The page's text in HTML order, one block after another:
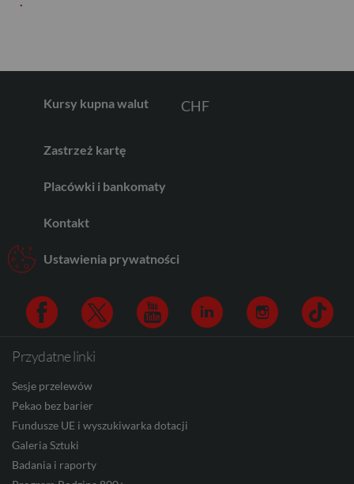
Kursy kupna walut CHF
CAD
JPY
Zastrzeż kartę
Placówki i bankomaty
Kontakt
Ustawienia prywatności
Facebook
Przydatne linki
Sesje przelewów
Pekao bez barier
Fundusze UE i wyszukiwarka dotacji
Galeria Sztuki
Badania i raporty